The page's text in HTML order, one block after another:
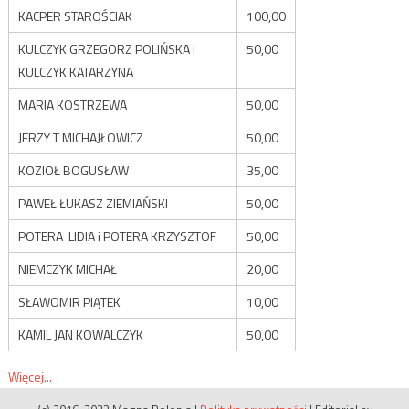
KACPER STAROŚCIAK
100,00
KULCZYK GRZEGORZ POLIŃSKA i
KULCZYK KATARZYNA
50,00
MARIA KOSTRZEWA
50,00
JERZY T MICHAJŁOWICZ
50,00
KOZIOŁ BOGUSŁAW
35,00
PAWEŁ ŁUKASZ ZIEMIAŃSKI
50,00
POTERA LIDIA i POTERA KRZYSZTOF
50,00
NIEMCZYK MICHAŁ
20,00
SŁAWOMIR PIĄTEK
10,00
KAMIL JAN KOWALCZYK
50,00
Więcej...